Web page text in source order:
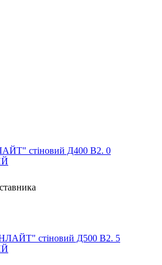
стіновий Д400 В2. 0